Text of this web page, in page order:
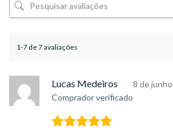
1-7 de 7 avaliações
Lucas Medeiros
Comprador verificado
8 de